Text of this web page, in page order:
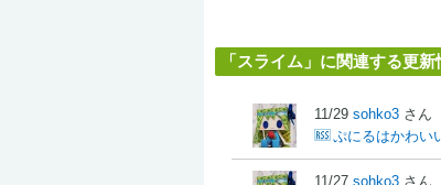
「スライム」に関連する更新
11/29 sohko3 さん
ぷにるはかわい
11/27 sohko3 さん